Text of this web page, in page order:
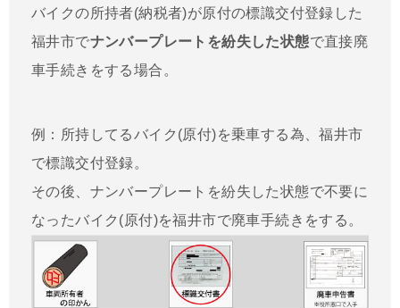
バイクの所持者(納税者)が原付の標識交付登録した
福井市でナンバープレートを紛失した状態で直接廃
車手続きをする場合。
例：所持してるバイク(原付)を乗車する為、福井市
で標識交付登録。
その後、ナンバープレートを紛失した状態で不要に
なったバイク(原付)を福井市で廃車手続きをする。